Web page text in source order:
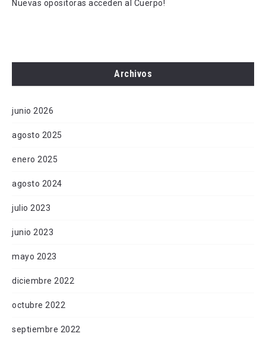
Nuevas opositoras acceden al Cuerpo!
Archivos
junio 2026
agosto 2025
enero 2025
agosto 2024
julio 2023
junio 2023
mayo 2023
diciembre 2022
octubre 2022
septiembre 2022